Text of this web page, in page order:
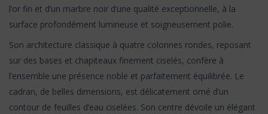
l’or fin et d’un marbre noir d’une qualité exceptionnelle, à la
surface profondément lumineuse et soigneusement polie.
Son architecture classique à quatre colonnes rondes, reposant
sur des bases et chapiteaux finement ciselés, confère à
l’ensemble une présence noble et parfaitement équilibrée. Le
cadran, de belles dimensions, est délicatement orné d’un
contour de feuilles d’eau ciselées. Son centre dévoile un élégant